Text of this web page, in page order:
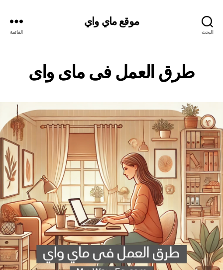
البحث
موقع ماي واي
القائمة
طرق العمل فى ماى واى